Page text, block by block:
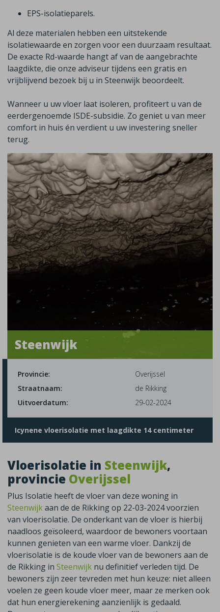
EPS-isolatieparels.
Al deze materialen hebben een uitstekende
isolatiewaarde en zorgen voor een duurzaam resultaat.
De exacte Rd-waarde hangt af van de aangebrachte
laagdikte, die onze adviseur tijdens een gratis en
vrijblijvend bezoek bij u in Steenwijk beoordeelt.
Wanneer u uw vloer laat isoleren, profiteert u van de
eerdergenoemde ISDE-subsidie. Zo geniet u van meer
comfort in huis én verdient u uw investering sneller
terug.
Steenwijk
Provincie:
Overijssel
Straatnaam:
de Rikking
Uitvoerdatum:
29-02-2024
Icynene vloerisolatie met laagdikte 14 centimeter
Vloerisolatie in Steenwijk,
provincie Overijssel
Plus Isolatie heeft de vloer van deze woning in
Steenwijkaan de de Rikking op 22-03-2024 voorzien
van vloerisolatie. De onderkant van de vloer is hierbij
naadloos geïsoleerd, waardoor de bewoners voortaan
kunnen genieten van een warme vloer. Dankzij de
vloerisolatie is de koude vloer van de bewoners aan de
de Rikking in Steenwijk nu definitief verleden tijd. De
bewoners zijn zeer tevreden met hun keuze: niet alleen
voelen ze geen koude vloer meer, maar ze merken ook
dat hun energierekening aanzienlijk is gedaald.